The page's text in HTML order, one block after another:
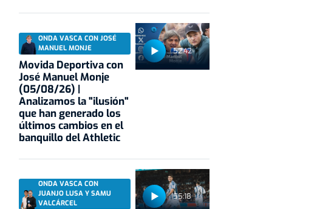
52:42
ONDA VASCA CON JOSÉ
MANUEL MONJE
Movida Deportiva con
José Manuel Monje
(05/08/26) |
Analizamos la "ilusión"
que han generado los
últimos cambios en el
banquillo del Athletic
55:18
ONDA VASCA CON
JUANJO LUSA Y SAMU
VALCÁRCEL